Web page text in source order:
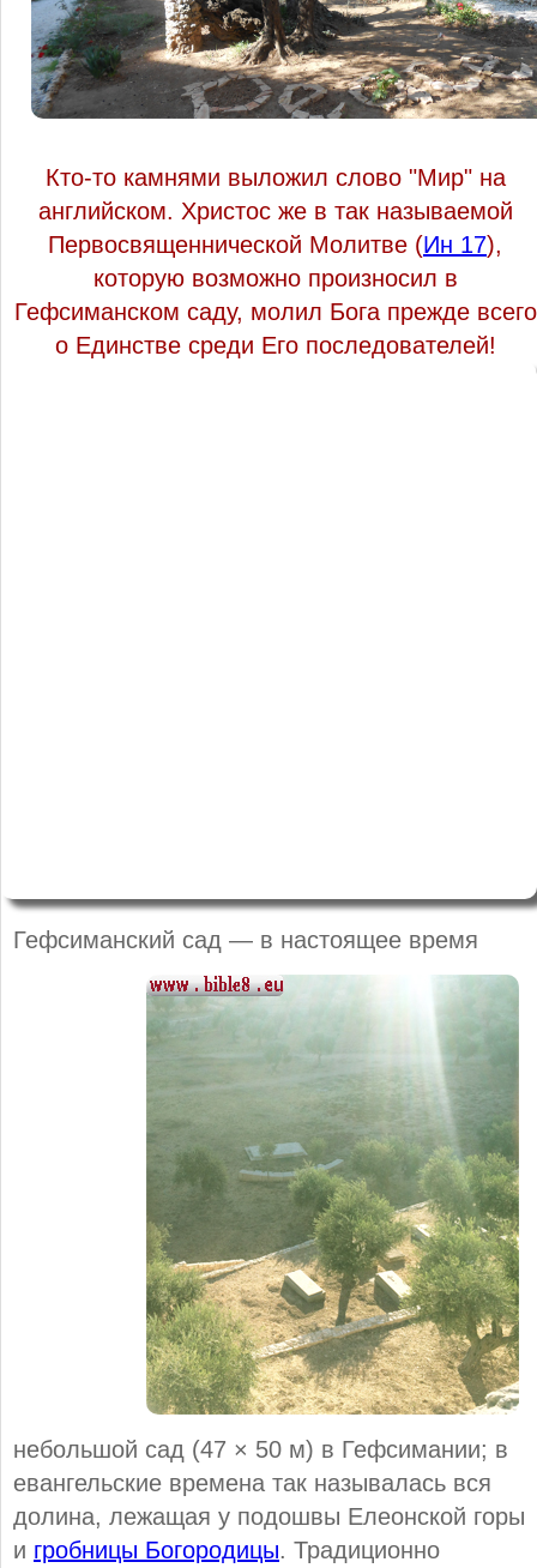
Кто-то камнями выложил слово "Мир" на
английском. Христос же в так называемой
Первосвященнической Молитве (Ин 17),
которую возможно произносил в
Гефсиманском саду, молил Бога прежде всего
о Единстве среди Его последователей!
Гефсиманский сад — в настоящее время
небольшой сад (47 × 50 м) в Гефсимании; в
евангельские времена так называлась вся
долина, лежащая у подошвы Елеонской горы
и гробницы Богородицы. Традиционно